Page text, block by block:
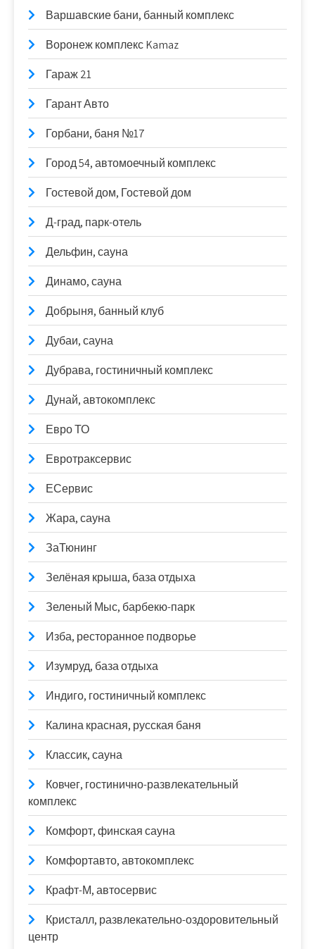
Варшавские бани, банный комплекс
Воронеж комплекс Kamaz
Гараж 21
Гарант Авто
Горбани, баня №17
Город 54, автомоечный комплекс
Гостевой дом, Гостевой дом
Д-град, парк-отель
Дельфин, сауна
Динамо, сауна
Добрыня, банный клуб
Дубаи, сауна
Дубрава, гостиничный комплекс
Дунай, автокомплекс
Евро ТО
Евротраксервис
ЕСервис
Жара, сауна
ЗаТюнинг
Зелёная крыша, база отдыха
Зеленый Мыс, барбекю-парк
Изба, ресторанное подворье
Изумруд, база отдыха
Индиго, гостиничный комплекс
Калина красная, русская баня
Классик, сауна
Ковчег, гостинично-развлекательный
комплекс
Комфорт, финская сауна
Комфортавто, автокомплекс
Крафт-М, автосервис
Кристалл, развлекательно-оздоровительный
центр